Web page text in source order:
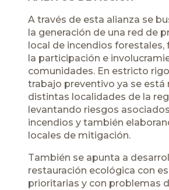
A través de esta alianza se
la generación de una red de
local de incendios
la participación e
comunidades. En estricto
trabajo preventivo ya se está
distintas localidades de la
levantando riesgos
incendios y también
locales de mitigación.
También se apunta a
restauración ecológica con
prioritarias y con problemas